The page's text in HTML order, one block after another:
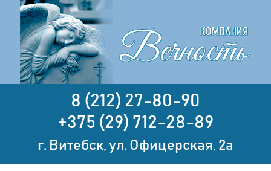
8 (212) 27-80-90
+375 (29) 712-28-89
г. Витебск, ул. Офицерская, 2а